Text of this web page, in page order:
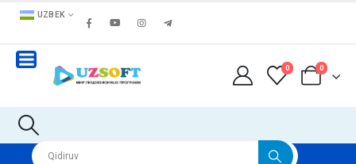
UZBEK
0 0